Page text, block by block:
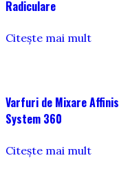
Radiculare
Citește mai mult
Varfuri de Mixare Affinis
System 360
Citește mai mult